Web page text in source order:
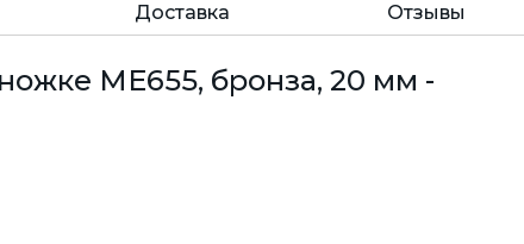
Доставка Отзывы
ME655, бронза, 20 мм -